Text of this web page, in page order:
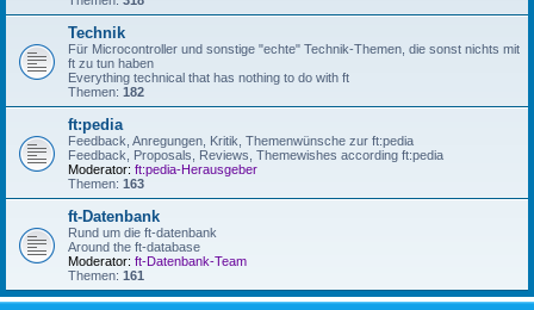
Technik
Für Microcontroller und sonstige "echte" Technik-Themen, die sonst nichts mit
ft zu tun haben
Everything technical that has nothing to do with ft
Themen: 182
ft:pedia
Feedback, Anregungen, Kritik, Themenwünsche zur ft:pedia
Feedback, Proposals, Reviews, Themewishes according ft:pedia
Moderator: ft:pedia-Herausgeber
Themen: 163
ft-Datenbank
Rund um die ft-datenbank
Around the ft-database
Moderator: ft-Datenbank-Team
Themen: 161